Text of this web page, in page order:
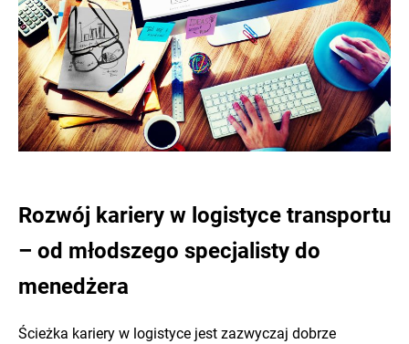
Rozwój kariery w logistyce transportu
– od młodszego specjalisty do
menedżera
Ścieżka kariery w logistyce jest zazwyczaj dobrze